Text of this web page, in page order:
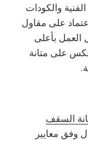
والكودات
على مقاول
بأعلى
على متانة
السقف
وفق معايير